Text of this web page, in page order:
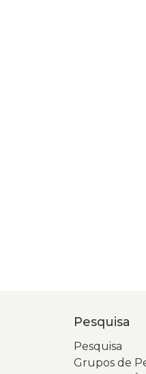
Pesquisa
Pesquisa
Grupos de